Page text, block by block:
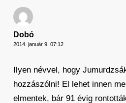
Dobó
2014. január 9. 07:12
Ilyen névvel, hogy
hozzászólni! El lehet innen
elmentek, bár 91 évig